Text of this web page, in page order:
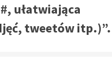
ułatwiająca
tweetów itp.)”.